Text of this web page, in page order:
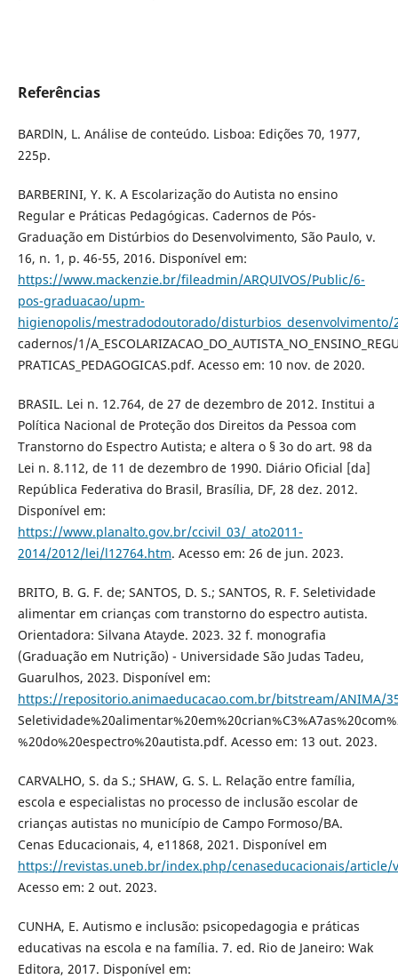
Referências
BARDlN, L. Análise de conteúdo. Lisboa: Edições 70, 1977,
225p.
BARBERINI, Y. K. A Escolarização do Autista no ensino
Regular e Práticas Pedagógicas. Cadernos de Pós-
Graduação em Distúrbios do Desenvolvimento, São Paulo, v.
16, n. 1, p. 46-55, 2016. Disponível em:
https://www.mackenzie.br/fileadmin/ARQUIVOS/Public/6-
pos-graduacao/upm-
higienopolis/mestradodoutorado/disturbios_desenvolvimento/
cadernos/1/
PRATICAS_PEDAGOGICAS.pdf. Acesso em: 10 nov. de 2020.
BRASIL. Lei n. 12.764, de 27 de dezembro de 2012. Institui a
Política Nacional de Proteção dos Direitos da Pessoa com
Transtorno do Espectro Autista; e altera o § 3o do art. 98 da
Lei n. 8.112, de 11 de dezembro de 1990. Diário Oficial [da]
República Federativa do Brasil, Brasília, DF, 28 dez. 2012.
Disponível em:
https://www.planalto.gov.br/ccivil_03/_ato2011-
2014/2012/lei/l12764.htm. Acesso em: 26 de jun. 2023.
BRITO, B. G. F. de; SANTOS, D. S.; SANTOS, R. F. Seletividade
alimentar em crianças com transtorno do espectro autista.
Orientadora: Silvana Atayde. 2023. 32 f. monografia
(Graduação em Nutrição) - Universidade São Judas Tadeu,
Guarulhos, 2023. Disponível em:
https://repositorio.animaeducacao.com.br/bitstream/ANIMA/
%20do%20espectro%20autista.pdf. Acesso em: 13 out. 2023.
CARVALHO, S. da S.; SHAW, G. S. L. Relação entre família,
escola e especialistas no processo de inclusão escolar de
crianças autistas no município de Campo Formoso/BA.
Cenas Educacionais, 4, e11868, 2021. Disponível em
https://revistas.uneb.br/index.php/cenaseducacionais/article/
Acesso em: 2 out. 2023.
CUNHA, E. Autismo e inclusão: psicopedagogia e práticas
educativas na escola e na família. 7. ed. Rio de Janeiro: Wak
Editora, 2017. Disponível em: